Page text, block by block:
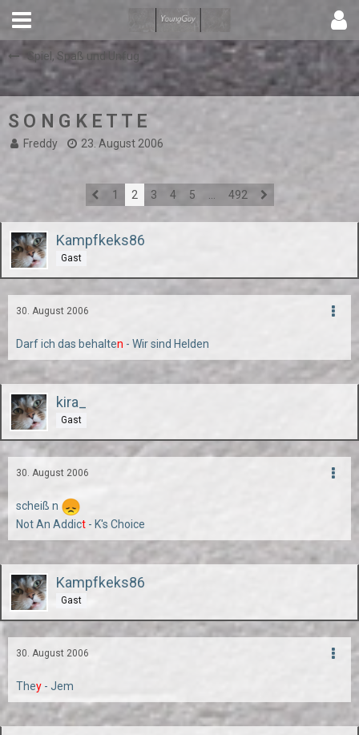
Spiel, Spaß und Unfug
S O N G K E T T E
Freddy 23. August 2006
1 2 3 4 5 492
Kampfkeks86
Gast
30. August 2006
Darf ich das behalten - Wir sind Helden
kira_
Gast
30. August 2006
scheiß n
Not An Addict - K's Choice
Kampfkeks86
Gast
30. August 2006
They - Jem